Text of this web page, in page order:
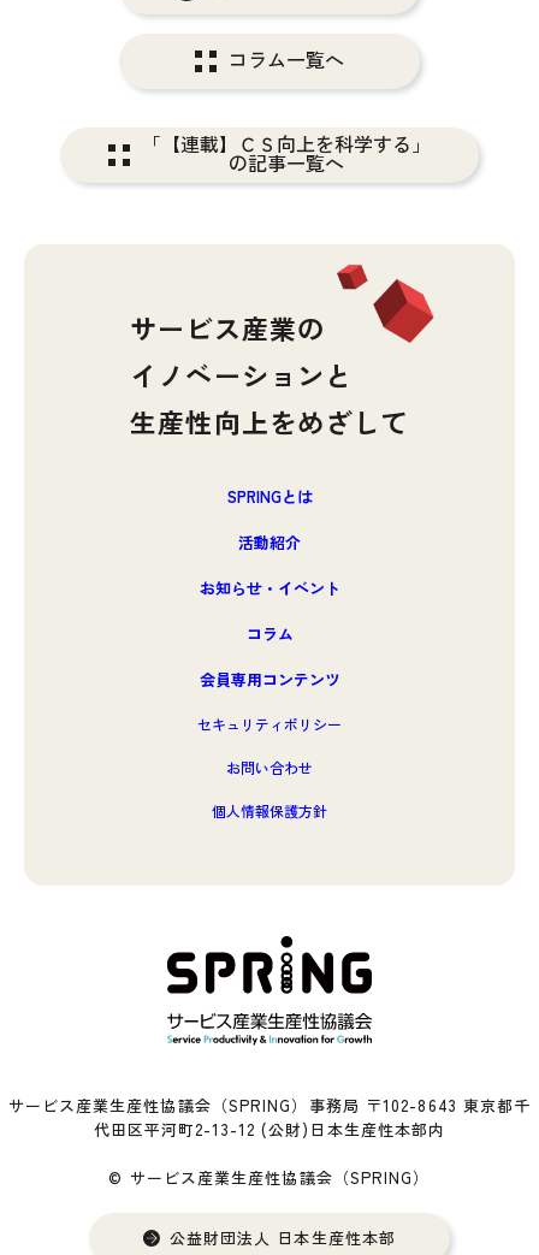
コラム一覧へ
「【連載】ＣＳ向上を科学する」
の記事一覧へ
サービス産業の
イノベーションと
生産性向上をめざして
SPRINGとは
活動紹介
お知らせ・イベント
コラム
会員専用コンテンツ
セキュリティポリシー
お問い合わせ
個人情報保護方針
サービス産業生産性協議会（SPRING）事務局 〒102-8643 東京都千
代田区平河町2-13-12 (公財)日本生産性本部内
© サービス産業生産性協議会（SPRING）
公益財団法人 日本生産性本部